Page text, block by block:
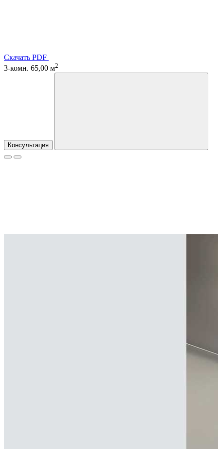
Скачать PDF
3-комн. 65,00 м2
Консультация